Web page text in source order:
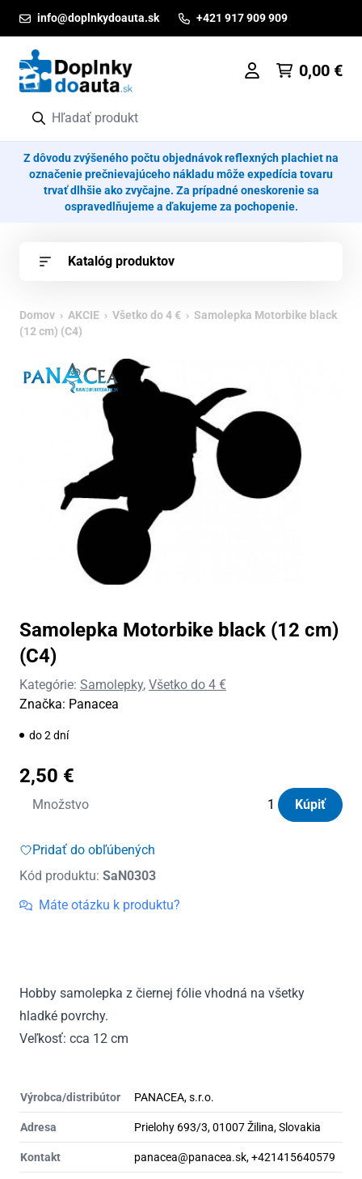
info@doplnkydoauta.sk +421 917 909 909
0,00 €
Z dôvodu zvýšeného počtu objednávok reflexných plachiet na
označenie prečnievajúceho nákladu môže expedícia tovaru
trvať dlhšie ako zvyčajne. Za prípadné oneskorenie sa
ospravedlňujeme a ďakujeme za pochopenie.
Katalóg produktov
Domov › AKCIE › Všetko do 4 € › Samolepka Motorbike black
(12 cm) (C4)
Samolepka Motorbike black (12 cm)
(C4)
Kategórie: Samolepky, Všetko do 4 €
Značka: Panacea
do 2 dní
2,50 €
Množstvo
množstvo
Motorbike
(12
cm)
Kúpiť
Pridať do obľúbených
Kód produktu: SaN0303
Máte otázku k produktu?
Hobby samolepka z čiernej fólie vhodná na všetky
hladké povrchy.
Veľkosť: cca 12 cm
Výrobca/distribútor PANACEA, s.r.o.
Adresa Prielohy 693/3, 01007 Žilina, Slovakia
Kontakt panacea@panacea.sk, +421415640579